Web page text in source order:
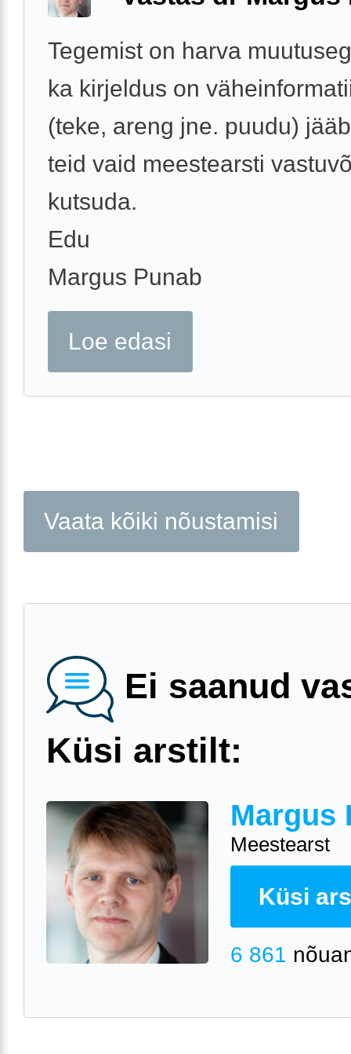
Tegemist on harva
ka kirjeldus on
(teke, areng jne. puudu)
teid vaid meestearsti
kutsuda.
Edu
Margus Punab
Loe edasi
Vaata kõiki nõustamisi
Ei saanud
Küsi arstilt:
Margus
Meestearst
Küsi
6 861